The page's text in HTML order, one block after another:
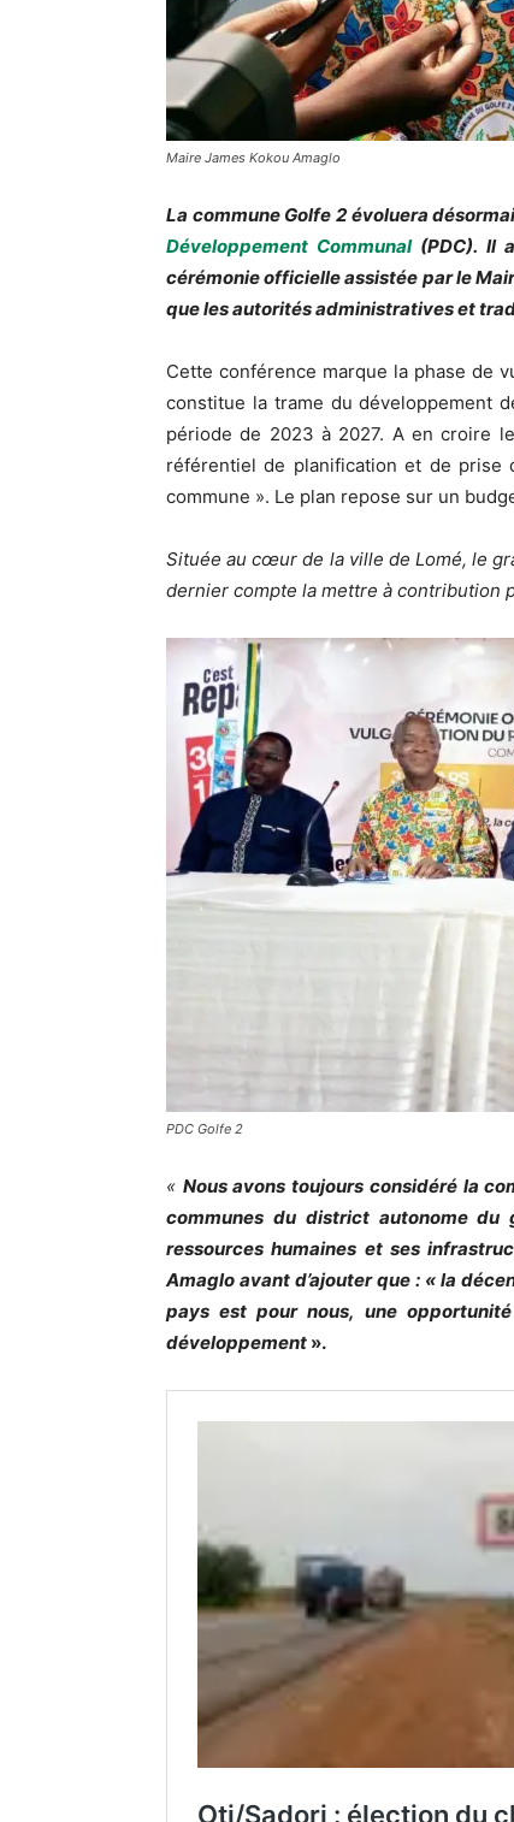
Maire James Kokou Amaglo
La commune Golfe 2 évoluera
Développement Communal(PDC). Il
cérémonie officielle assistée par le
que les autorités administratives et
Cette conférence marque la phase de
constitue la trame du développement
période de 2023 à 2027. A en croire
référentiel de planification et de prise
commune ». Le plan repose sur un
Située au cœur de la ville de Lomé, le
dernier compte la mettre à contribution
PDC Golfe 2
« Nous avons toujours considéré la
communes du district autonome du
ressources humaines et ses
Amaglo avant d’ajouter que : « la
pays est pour nous, une
développement ».